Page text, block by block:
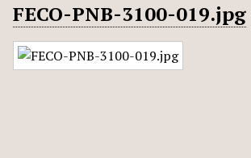
FECO-PNB-3100-019.jpg